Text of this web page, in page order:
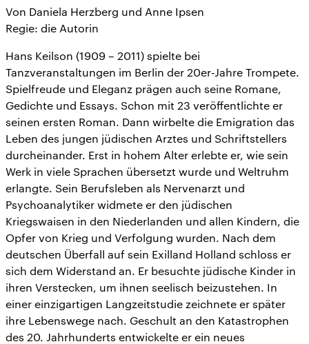
Von Daniela Herzberg und Anne Ipsen
Regie: die Autorin
Hans Keilson (1909 – 2011) spielte bei
Tanzveranstaltungen im Berlin der 20er-Jahre Trompete.
Spielfreude und Eleganz prägen auch seine Romane,
Gedichte und Essays. Schon mit 23 veröffentlichte er
seinen ersten Roman. Dann wirbelte die Emigration das
Leben des jungen jüdischen Arztes und Schriftstellers
durcheinander. Erst in hohem Alter erlebte er, wie sein
Werk in viele Sprachen übersetzt wurde und Weltruhm
erlangte. Sein Berufsleben als Nervenarzt und
Psychoanalytiker widmete er den jüdischen
Kriegswaisen in den Niederlanden und allen Kindern, die
Opfer von Krieg und Verfolgung wurden. Nach dem
deutschen Überfall auf sein Exilland Holland schloss er
sich dem Widerstand an. Er besuchte jüdische Kinder in
ihren Verstecken, um ihnen seelisch beizustehen. In
einer einzigartigen Langzeitstudie zeichnete er später
ihre Lebenswege nach. Geschult an den Katastrophen
des 20. Jahrhunderts entwickelte er ein neues